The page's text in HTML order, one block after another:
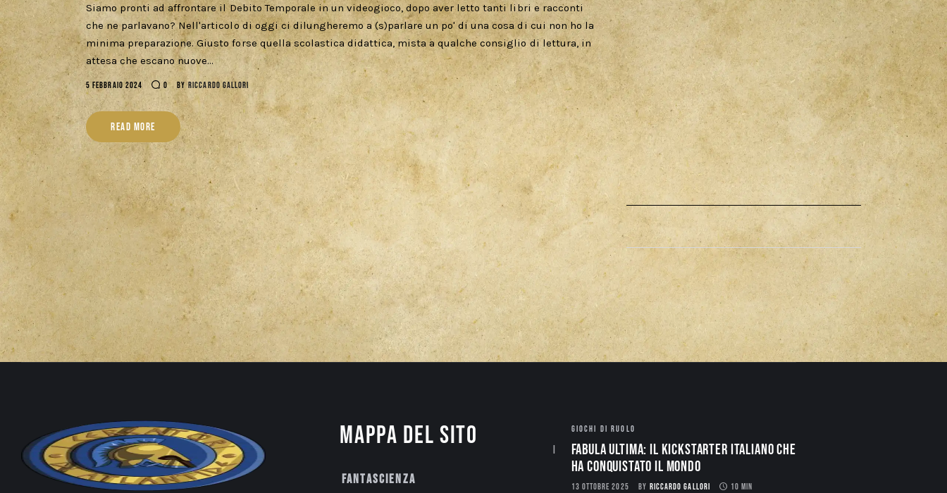
Siamo pronti ad affrontare il Debito Temporale in un videogioco, dopo aver letto tanti libri e racconti
che ne parlavano? Nell'articolo di oggi ci dilungheremo a (s)parlare un po' di una cosa di cui non ho la
minima preparazione. Giusto forse quella scolastica didattica, mista a qualche consiglio di lettura, in
attesa che escano nuove…
5 FEBBRAIO 2024 0 BY RICCARDO GALLORI
READ MORE
Mappa del sito
Fantascienza
GIOCHI DI RUOLO
Fabula Ultima: il Kickstarter italiano che
ha conquistato il mondo
13 OTTOBRE 2025 BY RICCARDO GALLORI 10 MIN